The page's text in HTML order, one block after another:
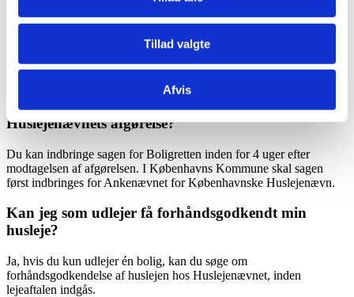
Tillad valgte
Afvis
Hvor lang tid tager det for Huslejenævnet at
behandle en sag?
Sagsbehandlingstiden varierer, men kan tage mellem 5-9 måneder
afhængigt af sagens kompleksitet og kommunens kapacitet.
Hvad gør jeg, hvis jeg er utilfreds med
Huslejenævnets afgørelse?
Du kan indbringe sagen for Boligretten inden for 4 uger efter
modtagelsen af afgørelsen. I Københavns Kommune skal sagen
først indbringes for Ankenævnet for Københavnske Huslejenævn.
Kan jeg som udlejer få forhåndsgodkendt min
husleje?
Ja, hvis du kun udlejer én bolig, kan du søge om
forhåndsgodkendelse af huslejen hos Huslejenævnet, inden
lejeaftalen indgås.